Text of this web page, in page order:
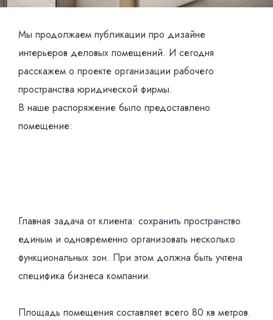
Мы продолжаем публикации про дизайне
интерьеров деловых помещений. И сегодня
расскажем о проекте организации рабочего
пространства юридической фирмы.
В наше распоряжение было предоставлено
помещение:
Главная задача от клиента: сохранить пространство
единым и одновременно организовать несколько
функциональных зон. При этом должна быть учтена
специфика бизнеса компании.
Площадь помещения составляет всего 80 кв метров.